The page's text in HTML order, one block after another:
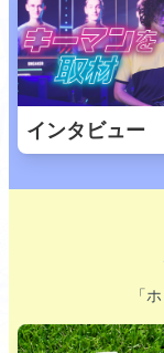
インタビュー
「